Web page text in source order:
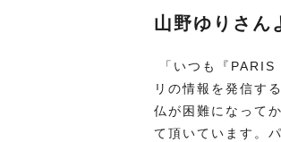
山野ゆりさん
「いつも『
リの情報を発信する
仏が困難になって
て頂いています。